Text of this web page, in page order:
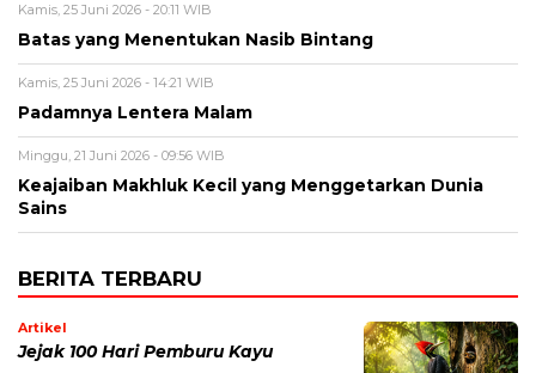
Kamis, 25 Juni 2026 - 20:11 WIB
Batas yang Menentukan Nasib Bintang
Kamis, 25 Juni 2026 - 14:21 WIB
Padamnya Lentera Malam
Minggu, 21 Juni 2026 - 09:56 WIB
Keajaiban Makhluk Kecil yang Menggetarkan Dunia
Sains
BERITA TERBARU
Artikel
Jejak 100 Hari Pemburu Kayu